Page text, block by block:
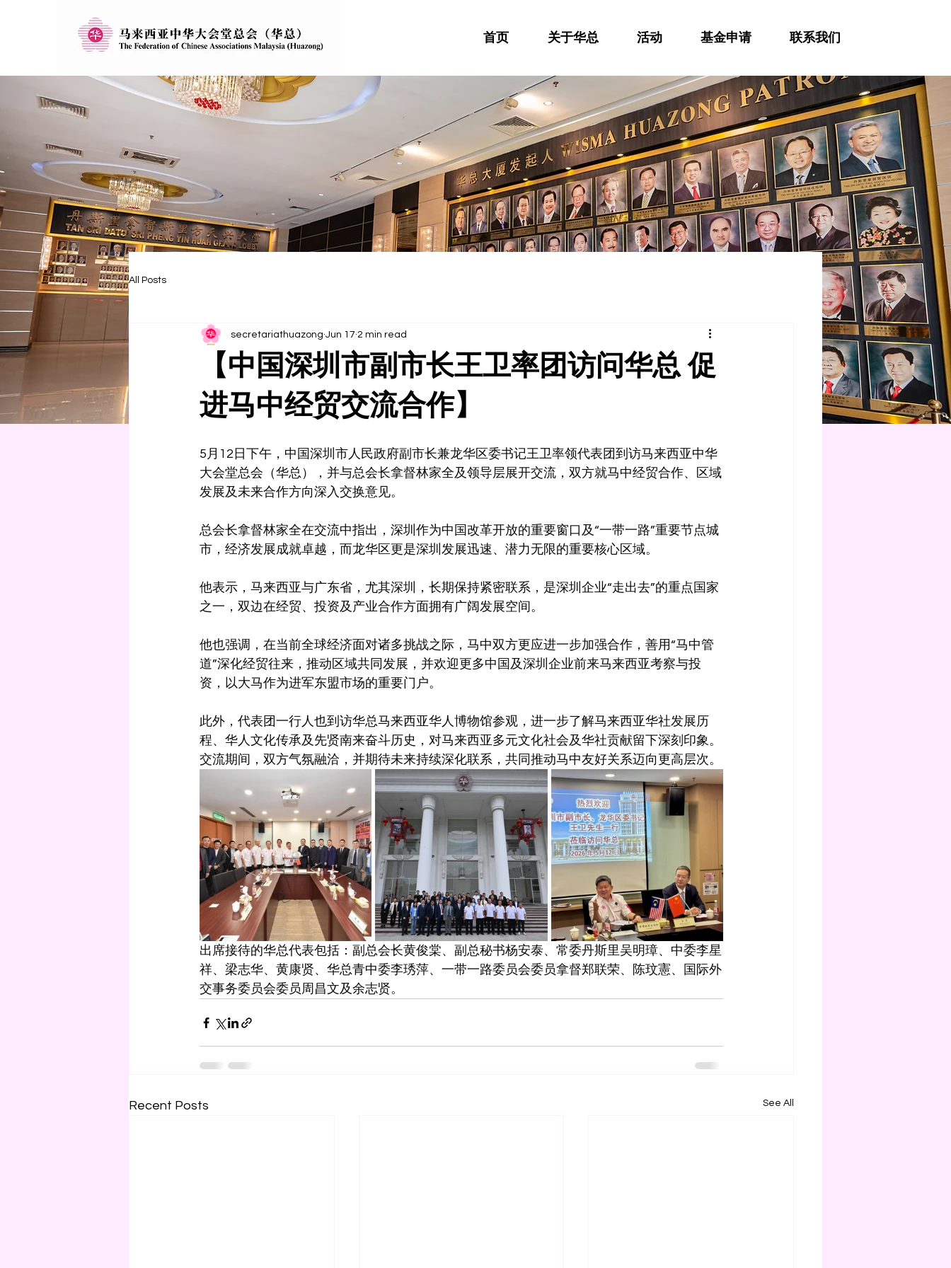
首页 关于华总 活动 基金申请 联系我们
All Posts
【中国深圳市副市长王卫率团访问华总 促
进马中经贸交流合作】
secretariathuazong Jun 17 2 min read
5月12日下午，中国深圳市人民政府副市长兼龙华区委书记王卫率领代表团到访马来西亚中华
大会堂总会（华总），并与总会长拿督林家全及领导层展开交流，双方就马中经贸合作、区域
发展及未来合作方向深入交换意见。
总会长拿督林家全在交流中指出，深圳作为中国改革开放的重要窗口及“一带一路”重要节点城
市，经济发展成就卓越，而龙华区更是深圳发展迅速、潜力无限的重要核心区域。
他表示，马来西亚与广东省，尤其深圳，长期保持紧密联系，是深圳企业“走出去”的重点国家
之一，双边在经贸、投资及产业合作方面拥有广阔发展空间。
他也强调，在当前全球经济面对诸多挑战之际，马中双方更应进一步加强合作，善用“马中管
道”深化经贸往来，推动区域共同发展，并欢迎更多中国及深圳企业前来马来西亚考察与投
资，以大马作为进军东盟市场的重要门户。
此外，代表团一行人也到访华总马来西亚华人博物馆参观，进一步了解马来西亚华社发展历
程、华人文化传承及先贤南来奋斗历史，对马来西亚多元文化社会及华社贡献留下深刻印象。
交流期间，双方气氛融洽，并期待未来持续深化联系，共同推动马中友好关系迈向更高层次。
出席接待的华总代表包括：副总会长黄俊棠、副总秘书杨安泰、常委丹斯里吴明璋、中委李星
祥、梁志华、黄康贤、华总青中委李琇萍、一带一路委员会委员拿督郑联荣、陈玟憲、国际外
交事务委员会委员周昌文及余志贤。
Recent Posts See All